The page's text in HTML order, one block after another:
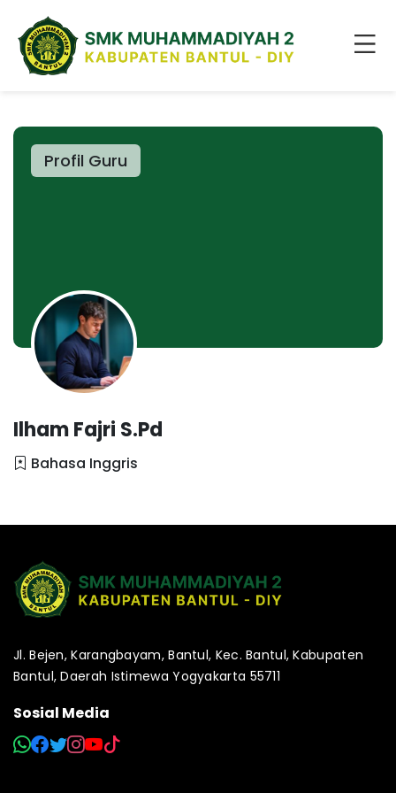
Profil Guru
Ilham Fajri S.Pd
Bahasa Inggris
Jl. Bejen, Karangbayam, Bantul, Kec. Bantul, Kabupaten
Bantul, Daerah Istimewa Yogyakarta 55711
Sosial Media